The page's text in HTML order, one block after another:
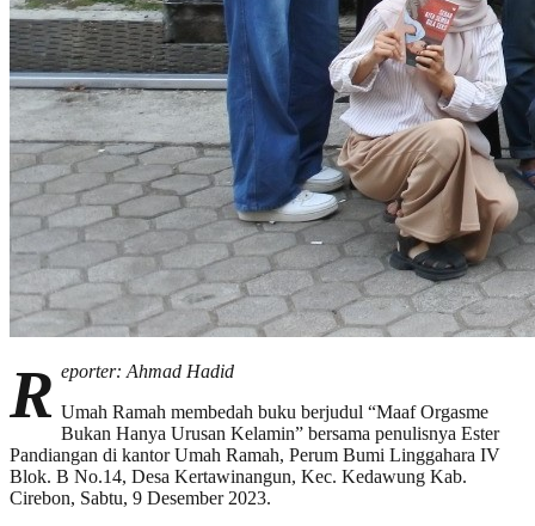
R eporter: Ahmad Hadid
Umah Ramah membedah buku berjudul “Maaf Orgasme
Bukan Hanya Urusan Kelamin” bersama penulisnya Ester
Pandiangan di kantor Umah Ramah, Perum Bumi Linggahara IV
Blok. B No.14, Desa Kertawinangun, Kec. Kedawung Kab.
Cirebon, Sabtu, 9 Desember 2023.